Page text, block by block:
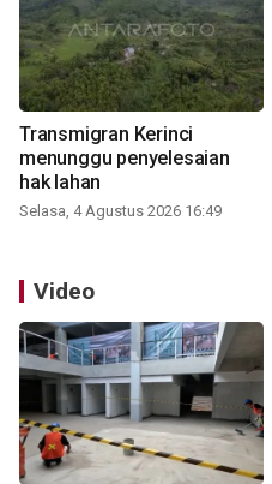
Transmigran Kerinci
menunggu penyelesaian
hak lahan
Selasa, 4 Agustus 2026 16:49
Video